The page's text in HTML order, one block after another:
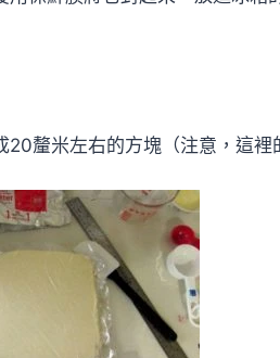
釐米左右的方塊（注意，這裡